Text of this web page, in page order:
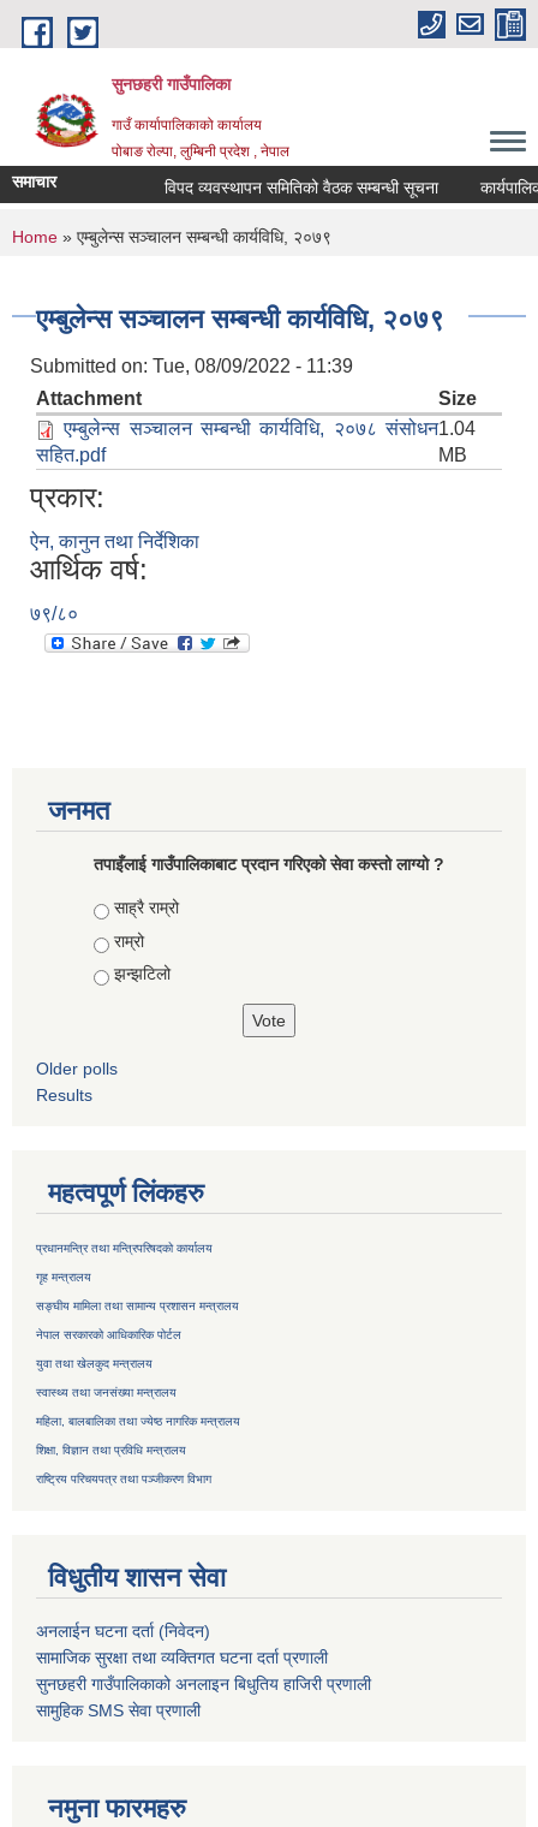
Skip to main content
सुनछहरी गाउँपालिका
गाउँ कार्यापालिकाको कार्यालय
पोबाङ रोल्पा, लुम्बिनी प्रदेश , नेपाल
समाचार विपद व्यवस्थापन समितिको वैठक सम्बन्धी सूचना
You are here
Home » एम्बुलेन्स सञ्चालन सम्बन्धी कार्यविधि, २०७९
एम्बुलेन्स सञ्चालन सम्बन्धी कार्यविधि, २०७९
Submitted on: Tue, 08/09/2022 - 11:39
Attachment
Size
एम्बुलेन्स सञ्चालन सम्बन्धी कार्यविधि, २०७८ संसोधन
सहित.pdf
1.04
MB
प्रकार:
ऐन, कानुन तथा निर्देशिका
आर्थिक वर्ष:
७९/८०
जनमत
तपाइँलाई गाउँपालिकाबाट प्रदान गरिएको सेवा कस्तो लाग्यो ?
Choices
साह्रै राम्रो
राम्रो
झन्झटिलो
Older polls
Results
महत्वपूर्ण लिंकहरु
प्रधानमन्त्रि तथा मन्त्रिपरिषदको कार्यालय
गृह मन्त्रालय
सङ्घीय मामिला तथा सामान्य प्रशासन मन्त्रालय
नेपाल सरकारको आधिकारिक पोर्टल
युवा तथा खेलकुद मन्त्रालय
स्वास्थ्य तथा जनसंख्या मन्त्रालय
महिला, बालबालिका तथा ज्येष्ठ नागरिक मन्त्रालय
शिक्षा, विज्ञान तथा प्रविधि मन्त्रालय
राष्ट्रिय परिचयपत्र तथापञ्जीकरण विभाग
विधुतीय शासन सेवा
अनलाईन घटना दर्ता (निवेदन)
सामाजिक सुरक्षा तथा व्यक्तिगत घटना दर्ताप्रणाली
सुनछहरी गाउँपालिकाको अनलाइन बिधुतिय हाजिरी प्रणाली
सामुहिकSMS सेवाप्रणाली
नमुना फारमहरु